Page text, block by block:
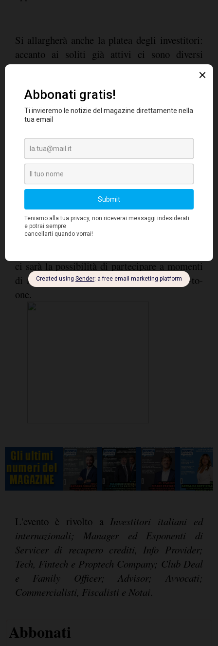
Si allargherà anche la platea degli investitori:
accanto ai soliti già attivi ci sono diversi
soggetti, anche stranieri, che stanno guardando
al nostro mercato, dai Club Deal ai Family
Office. Anche perché, come già ricordato, dal
2014 ad oggi sono state completate più di 50
operazioni di M&A in questo comparto nel
nostro Paese e le previsioni per il prossimo
triennio sono di un netto aumento di questi
numeri.L'evento di Credit Village
rappresenta un'occasione unica per
approfondire nel dettaglio le dinamiche di
questo mercatoe provare ad immaginare
quello che ci aspetta, cogliendone le
opportunità che saranno offerte
ci sarà la possibilità di partecipare a momenti
di networking ed organizzare incontri one-to-
one.
L'evento è rivolto a Investitori italiani ed
internazionali; Manager ed Esponenti di
Servicer di recupero crediti, Info Provider;
Tech, Fintech e Proptech Company; Club Deal
e Family Officer; Advisor; Avvocati;
Commercialisti, Fiscalisti e Notai.